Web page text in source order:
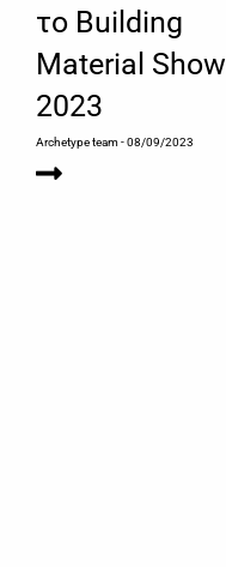
το Building
Material Show
2023
Archetype team- 08/09/2023